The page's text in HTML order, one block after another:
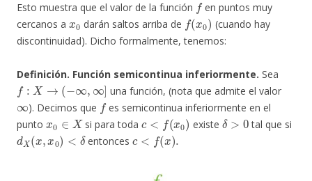
Esto muestra que el valor de la función
en puntos muy
cercanos a
x0
darán saltos arriba de
f(x0)
(cuando hay
discontinuidad). Dicho formalmente, tenemos:
Definición. Función semicontinua inferiormente. Sea
f:X→(−∞,∞ ]
una función, (nota que admite el valor
∞
). Decimos que
f
es semicontinua inferiormente en el
punto
x0∈X
si para toda
c<f(x0)
existe
δ>0
tal que si
dX(x, x0)<δ
entonces
c <f x).